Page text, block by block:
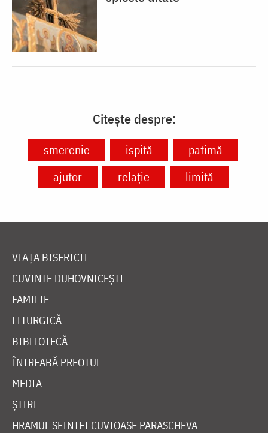
Citește despre:
smerenie ispită
patimă
ajutor
relație limită
VIAȚA BISERICII
CUVINTE DUHOVNICEȘTI
FAMILIE
LITURGICĂ
BIBLIOTECĂ
ÎNTREABĂ PREOTUL
MEDIA
ȘTIRI
HRAMUL SFINTEI CUVIOASE PARASCHEVA